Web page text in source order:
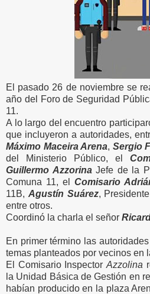
El pasado 26 de noviembre se
año del Foro de Seguridad
11.
A lo largo del encuentro
que incluyeron a autoridades,
Máximo Maceira Arena, Sergio
del Ministerio Público, el
Guillermo AzzorinaJefe de la
Comuna 11, el Comisario
11B, Agustín Suárez,
entre otros.
Coordinó la charla el señor
En primer término las
temas planteados por vecinos en
El Comisario InspectorAzzolina
la Unidad Básica de Gestión en
habían producido en la plaza